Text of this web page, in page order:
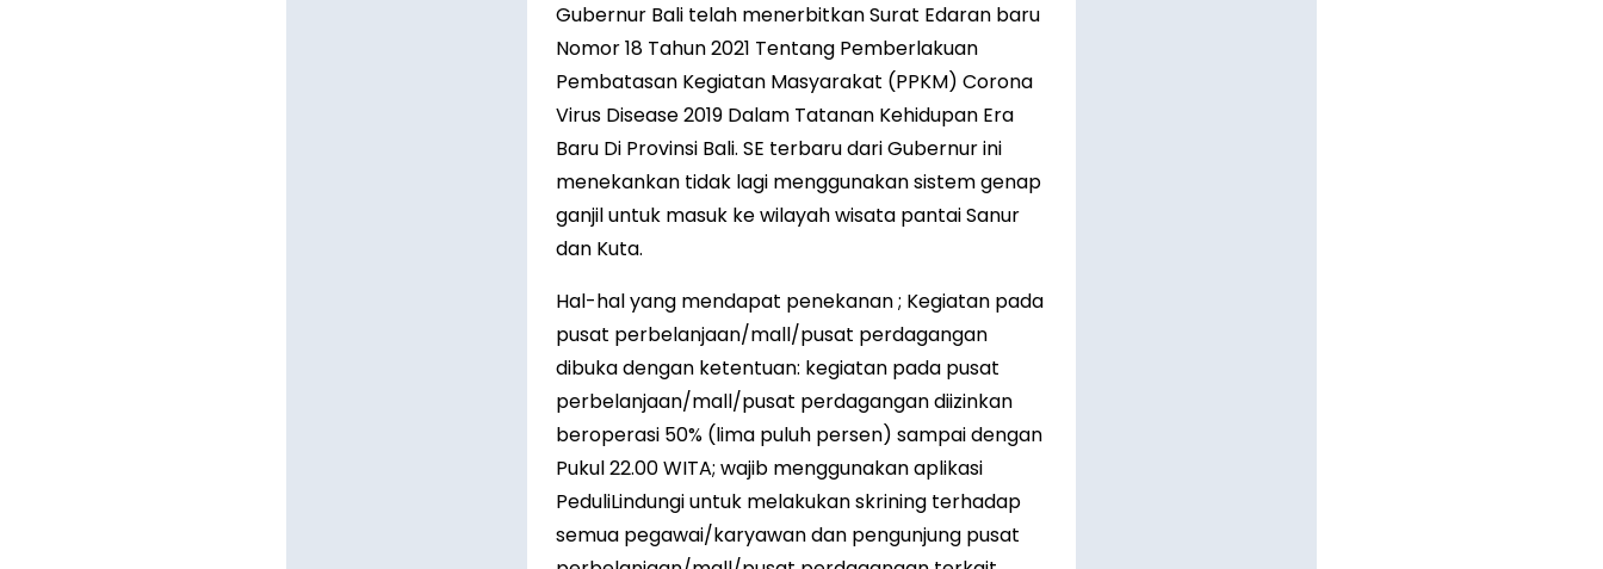
Gubernur Bali telah menerbitkan Surat Edaran baru
Nomor 18 Tahun 2021 Tentang Pemberlakuan
Pembatasan Kegiatan Masyarakat (PPKM) Corona
Virus Disease 2019 Dalam Tatanan Kehidupan Era
Baru Di Provinsi Bali. SE terbaru dari Gubernur ini
menekankan tidak lagi menggunakan sistem genap
ganjil untuk masuk ke wilayah wisata pantai Sanur
dan Kuta.
Hal-hal yang mendapat penekanan ; Kegiatan pada
pusat perbelanjaan/mall/pusat perdagangan
dibuka dengan ketentuan: kegiatan pada pusat
perbelanjaan/mall/pusat perdagangan diizinkan
beroperasi 50% (lima puluh persen) sampai dengan
Pukul 22.00 WITA; wajib menggunakan aplikasi
PeduliLindungi untuk melakukan skrining terhadap
semua pegawai/karyawan dan pengunjung pusat